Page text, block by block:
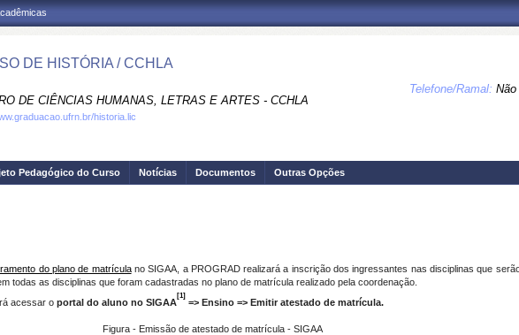
DE HISTÓRIA / CCHLA
DE CIÊNCIAS HUMANAS, LETRAS E ARTES - CCHLA
Telefone/Ramal:
historia.lic
Pedagógico do Curso Notícias Documentos Outras Opções
do plano de matrículano SIGAA, a PROGRAD realizará a inscrição dos ingressantes nas disciplinas que
todas as disciplinas que foram cadastradas no plano de matrícula realizado pela coordenação.
acessar o portal do aluno no SIGAA
[1]
=> Ensino => Emitir atestado de matrícula.
Figura - Emissão de atestado de matrícula - SIGAA